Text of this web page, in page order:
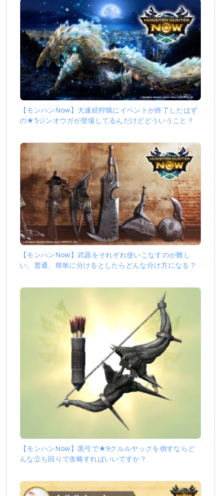
【モンハンNow】大連続狩猟にイベントが終了したはず
の★5ジンオウガが登場してるんだけどどういうこと？
【モンハンNow】武器をそれぞれ使いこなすのが難し
い、普通、簡単に分けるとしたらどんな分け方になる？
【モンハンNow】黒弓で★9クルルヤックを倒すならど
んな立ち回りで攻略すればいいですか？